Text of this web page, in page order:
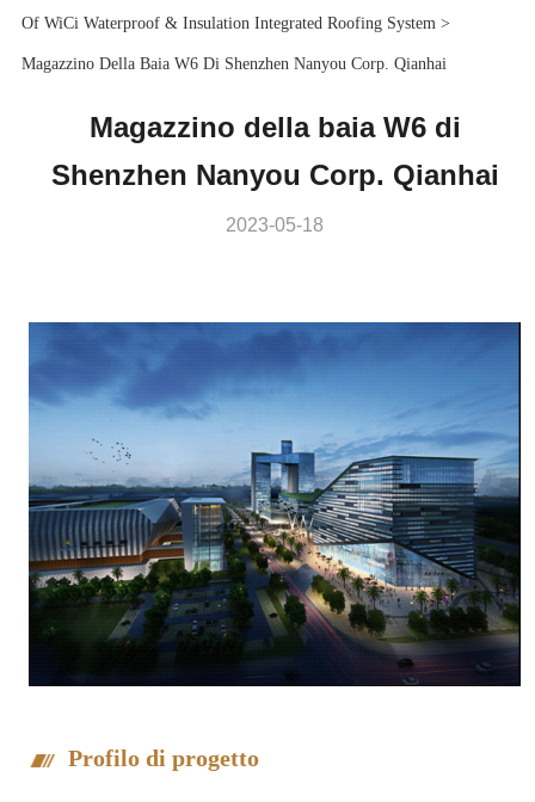
Of WiCi Waterproof & Insulation Integrated Roofing System >
Magazzino Della Baia W6 Di Shenzhen Nanyou Corp. Qianhai
Magazzino della baia W6 di
Shenzhen Nanyou Corp. Qianhai
2023-05-18
Profilo di progetto